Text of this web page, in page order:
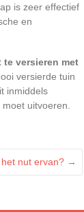
is zeer effectief
en
te versieren met
versierde tuin
inmiddels
uitvoeren.
nut ervan? →